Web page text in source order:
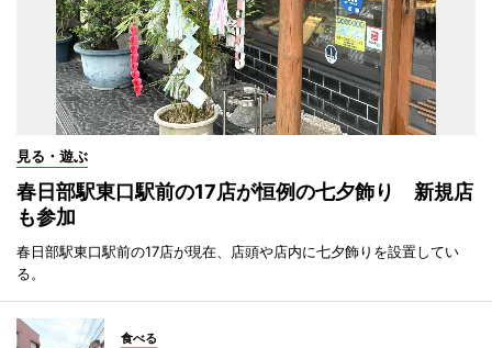
見る・遊ぶ
春日部駅東口駅前の17店が恒例の七夕飾り 新規店
も参加
春日部駅東口駅前の17店が現在、店頭や店内に七夕飾りを設置してい
る。
食べる